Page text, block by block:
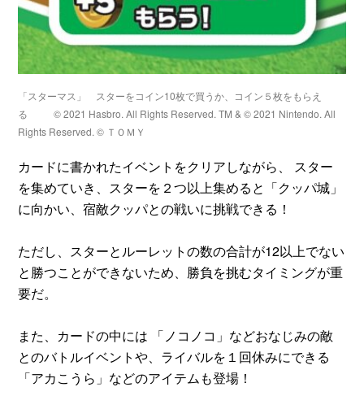
「スターマス」 スターをコイン10枚で買うか、コイン５枚をもらえ
る
© 2021 Hasbro. All Rights Reserved. TM & © 2021 Nintendo. All
Rights Reserved. © ＴＯＭＹ
カードに書かれたイベントをクリアしながら、 スター
を集めていき、スターを２つ以上集めると「クッパ城」
に向かい、宿敵クッパとの戦いに挑戦できる！
ただし、スターとルーレットの数の合計が12以上でない
と勝つことができないため、勝負を挑むタイミングが重
要だ。
また、カードの中には 「ノコノコ」などおなじみの敵
とのバトルイベントや、ライバルを１回休みにできる
「アカこうら」などのアイテムも登場！